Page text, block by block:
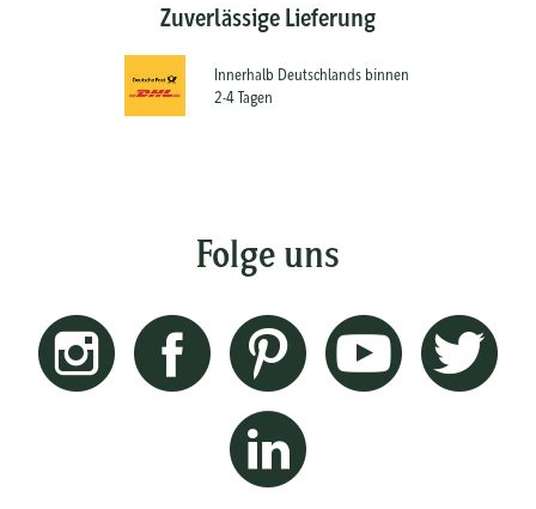
Zuverlässige Lieferung
Innerhalb Deutschlands binnen
2-4 Tagen
Folge uns
Instagram Facebook Pinterest Youtube